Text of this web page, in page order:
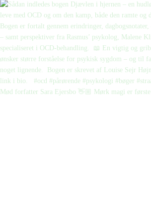
Mød forfatter Sara Ejersbo 👋🏼 Mørk magi er første